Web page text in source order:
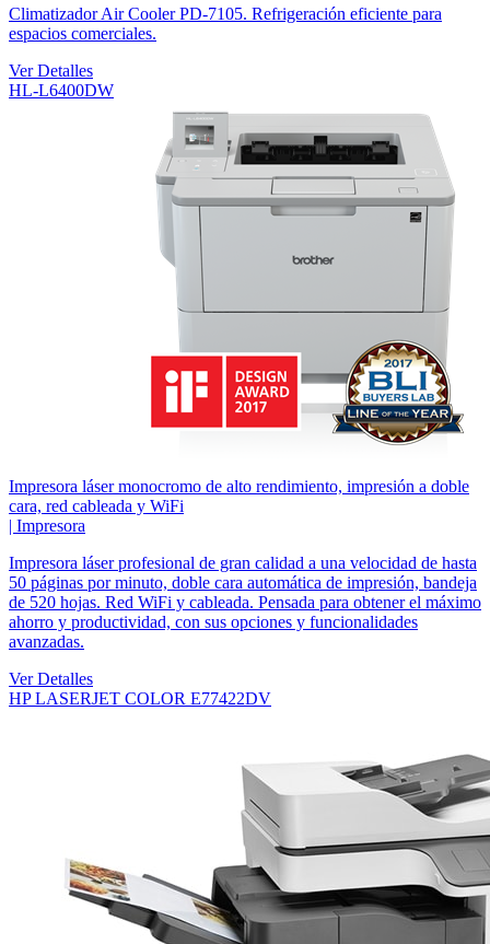
Climatizador Air Cooler PD-7105. Refrigeración eficiente para
espacios comerciales.
Ver Detalles
HL-L6400DW
Impresora láser monocromo de alto rendimiento, impresión a doble
cara, red cableada y WiFi
| Impresora
Impresora láser profesional de gran calidad a una velocidad de hasta
50 páginas por minuto, doble cara automática de impresión, bandeja
de 520 hojas. Red WiFi y cableada. Pensada para obtener el máximo
ahorro y productividad, con sus opciones y funcionalidades
avanzadas.
Ver Detalles
HP LASERJET COLOR E77422DV